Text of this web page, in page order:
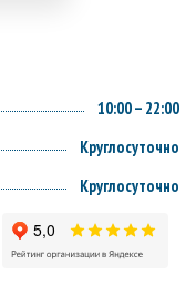
10:00 – 22:00
Круглосуточно
Круглосуточно